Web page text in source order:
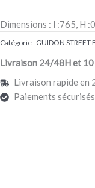
Dimensions : l :765, H
Catégorie : GUIDON STREET
Livraison 24/48H et
Livraison rapide en
Paiements sécurisés